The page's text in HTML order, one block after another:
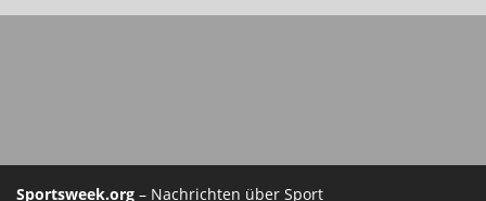
Sportsweek.org – Nachrichten über Sport